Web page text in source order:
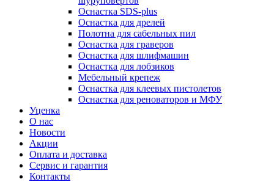
Оснастка SDS-plus
Оснастка для дрелей
Полотна для сабельных пил
Оснастка для граверов
Оснастка для шлифмашин
Оснастка для лобзиков
Мебельный крепеж
Оснастка для клеевых пистолетов
Оснастка для реноваторов и МФУ
Уценка
О нас
Новости
Акции
Оплата и доставка
Сервис и гарантия
Контакты